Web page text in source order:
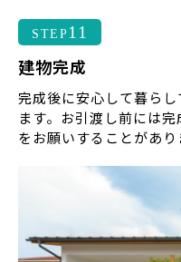
STEP11
建物完成
完成後に安心して暮ら
ます。お引渡し前には完
をお願いすることがあり